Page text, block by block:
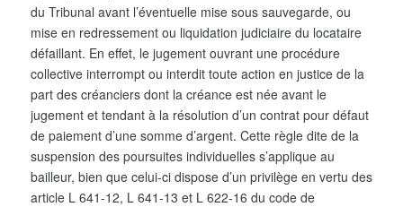
du Tribunal avant l’éventuelle mise sous sauvegarde, ou
mise en redressement ou liquidation judiciaire du locataire
défaillant. En effet, le jugement ouvrant une procédure
collective interrompt ou interdit toute action en justice de la
part des créanciers dont la créance est née avant le
jugement et tendant à la résolution d’un contrat pour défaut
de paiement d’une somme d’argent. Cette règle dite de la
suspension des poursuites individuelles s’applique au
bailleur, bien que celui-ci dispose d’un privilège en vertu des
article L 641-12, L 641-13 et L 622-16 du code de